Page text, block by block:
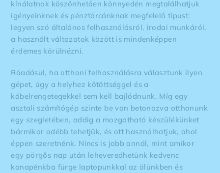
kínálatnak köszönhetően könnyedén megtalálhatjuk
igényeinknek és pénztárcánknak megfelelő típust:
legyen szó általános felhasználásról, irodai munkáról,
a használt változatok között is mindenképpen
érdemes körülnézni.
Ráadásul, ha otthoni felhasználásra választunk ilyen
gépet, úgy a helyhez kötöttséggel és a
kábelrengetegekkel sem kell bajlódnunk. Míg egy
asztali számítógép szinte be van betonozva otthonunk
egy szegletében, addig a mozgatható készülékünket
bármikor odébb tehetjük, és ott használhatjuk, ahol
éppen szeretnénk. Nincs is jobb annál, mint amikor
egy pörgős nap után leheveredhetünk kedvenc
kanapénkba fürge laptopunkkal az ölünkben és